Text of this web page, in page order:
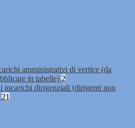
amministrativi di vertice (da
in tabelle) 2
incarichi dirigenziali (dirigenti non
21